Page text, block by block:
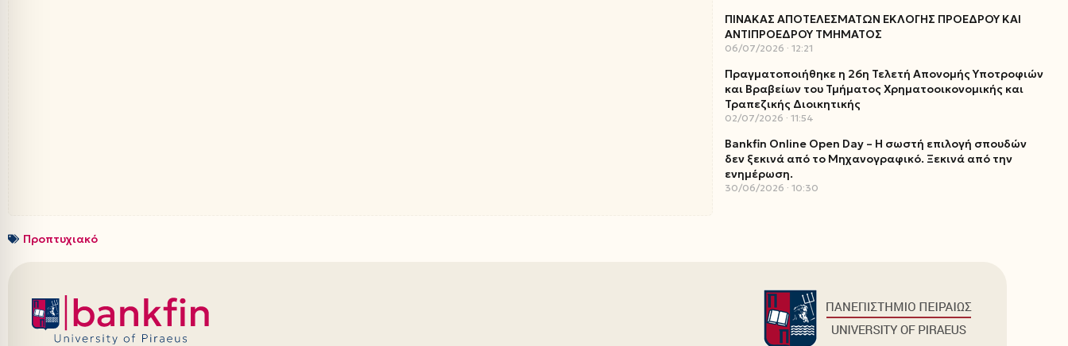
ΠΙΝΑΚΑΣ ΑΠΟΤΕΛΕΣΜΑΤΩΝ ΕΚΛΟΓΗΣ ΠΡΟΕΔΡΟΥ ΚΑΙ
ΑΝΤΙΠΡΟΕΔΡΟΥ ΤΜΗΜΑΤΟΣ
06/07/2026 12:21
Πραγματοποιήθηκε η 26η Τελετή Απονομής Υποτροφιών
και Βραβείων του Τμήματος Χρηματοοικονομικής και
Τραπεζικής Διοικητικής
02/07/2026 11:54
Bankfin Online Open Day – Η σωστή επιλογή σπουδών
δεν ξεκινά από το Μηχανογραφικό. Ξεκινά από την
ενημέρωση.
30/06/2026 10:30
Προπτυχιακό